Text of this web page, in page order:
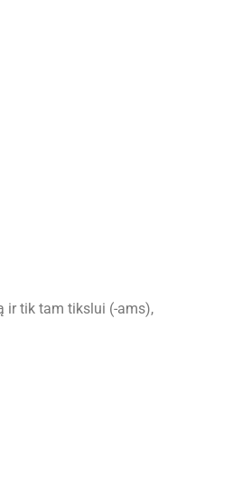
ir tik tam tikslui (-ams),